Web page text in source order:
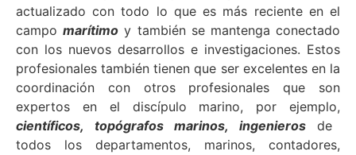
actualizado con todo lo que es más reciente en el
campomarítimo y también se mantenga conectado
con los nuevos desarrollos e investigaciones. Estos
profesionales también tienen que ser excelentes en la
coordinación con otros profesionales que son
expertos en el discípulo marino, por ejemplo,
científicos, topógrafos marinos, ingenierosde
todos los departamentos, marinos, contadores,